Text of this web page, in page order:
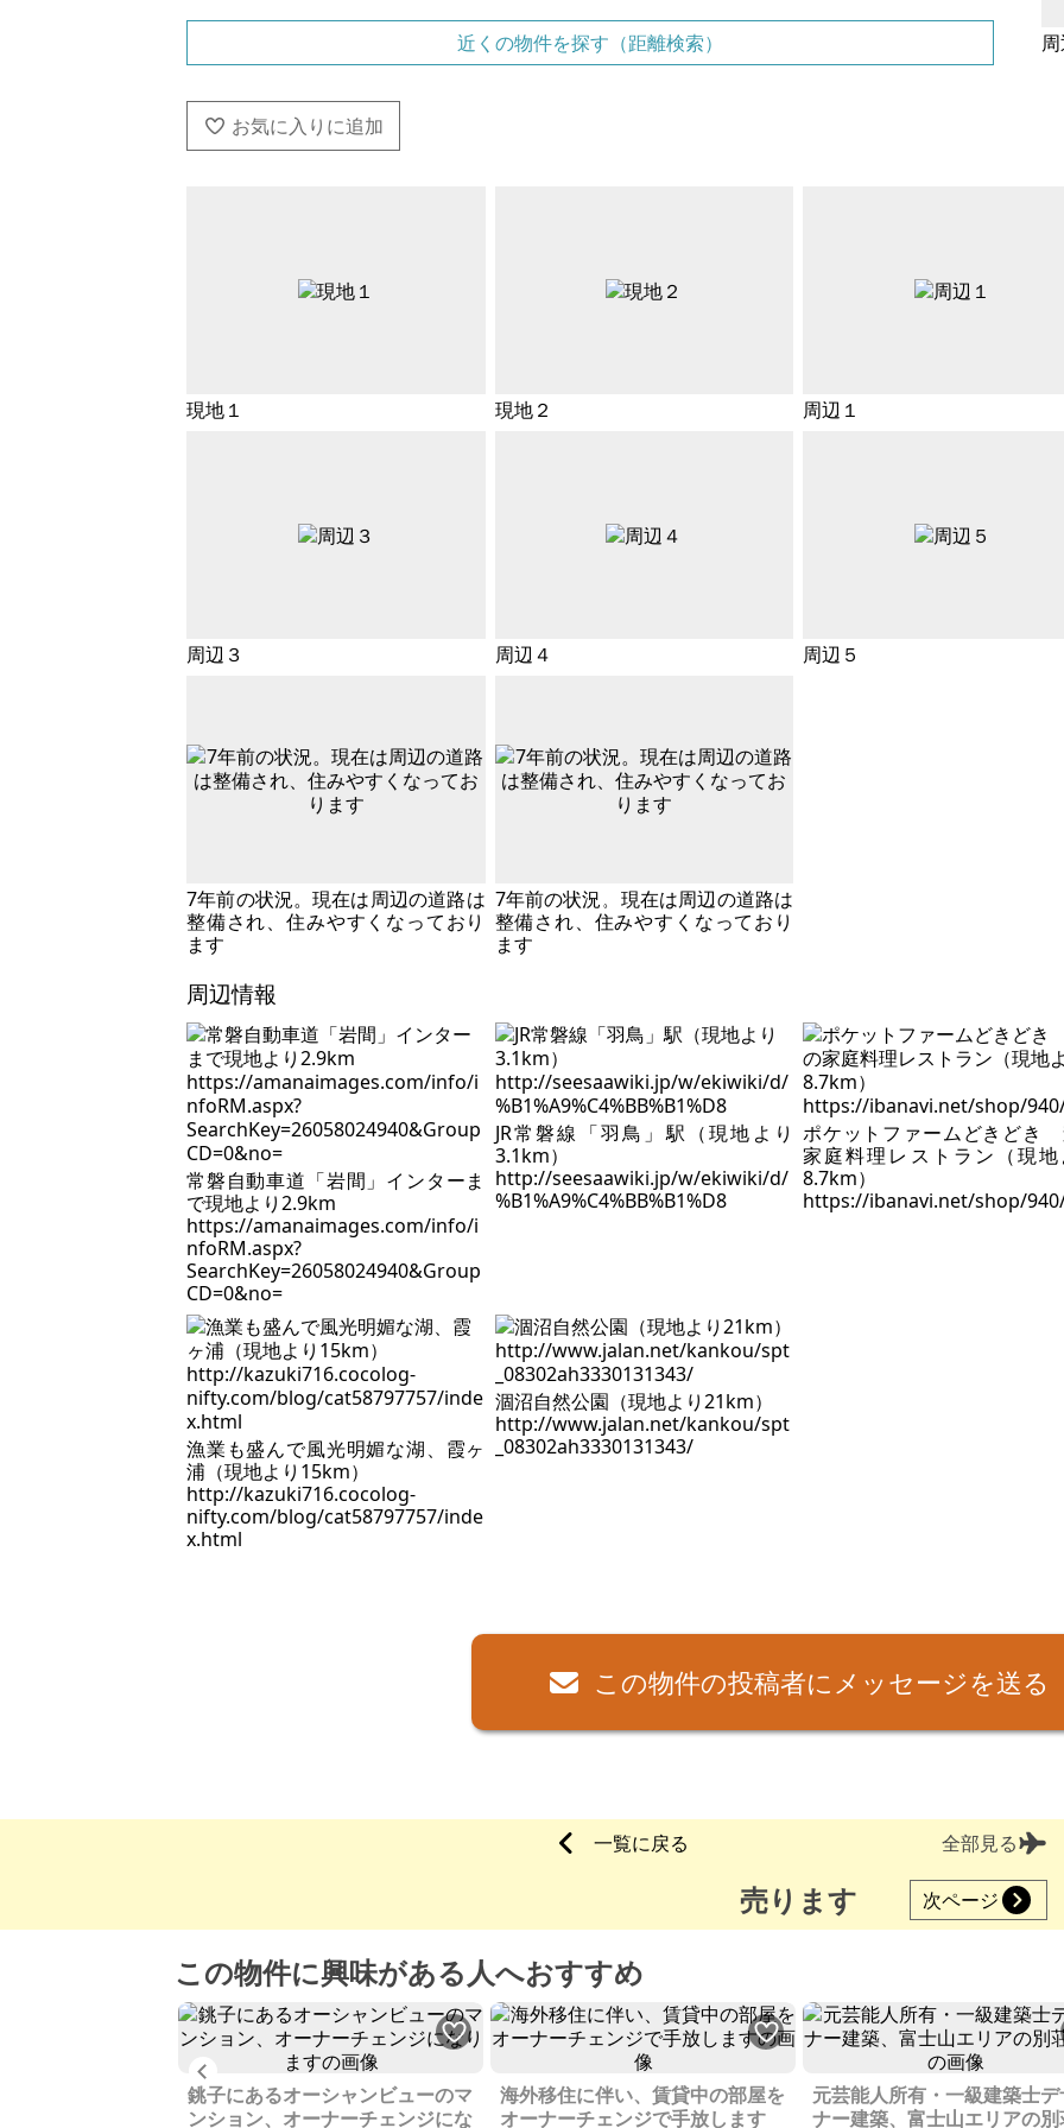
近くの物件を探す（距離検索）
現地１ 現地２ 周辺１
周辺３ 周辺４ 周辺５
7年前の状況。現在は周辺の道路は
整備され、住みやすくなっており
ます
7年前の状況。現在は周辺の道路は
整備され、住みやすくなっており
ます
周辺情報
常磐自動車道「岩間」インターま
で現地より2.9km
https://amanaimages.com/info/i
nfoRM.aspx?
SearchKey=26058024940&Group
CD=0&no=
JR常磐線「羽鳥」駅（現地より
3.1km）
http://seesaawiki.jp/w/ekiwiki/d/
%B1%A9%C4%BB%B1%D8
ポケットファームどきどき
家庭料理レストラン（現地
8.7km）
https://ibanavi.net/shop/
漁業も盛んで風光明媚な湖、霞ヶ
浦（現地より15km）
http://kazuki716.cocolog-
nifty.com/blog/cat58797757/inde
x.html
涸沼自然公園（現地より21km）
http://www.jalan.net/kankou/spt
_08302ah3330131343/
この物件の投稿者にメッセージを送る
一覧に戻る 全部見る
売ります 次ページ
この物件に興味がある人へおすすめ
Previous
銚子にあるオーシャンビューのマ
ンション、オーナーチェンジにな
海外移住に伴い、賃貸中の部屋を
オーナーチェンジで手放します
元芸能人所有・一級建築士
ナー建築、富士山エリアの